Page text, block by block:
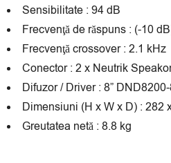
Sensibilitate : 94 dB
Frecvenţă de răspuns : (-10
Frecvenţă crossover : 2.1 kHz
Conector : 2 x Neutrik
Difuzor / Driver : 8”
Dimensiuni (H x W x D) : 282
Greutatea netă : 8.8 kg